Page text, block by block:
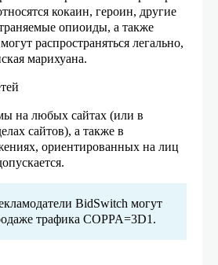
кокаин, героин, другие
опиоиды, а также
распространяться легально,
марихуана.
на любых сайтах (или в
сайтов), а также в
ориентированных на лиц
BidSwitch могут
трафика COPPA=3D1.